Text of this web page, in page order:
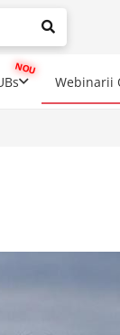
results are
Webinarii